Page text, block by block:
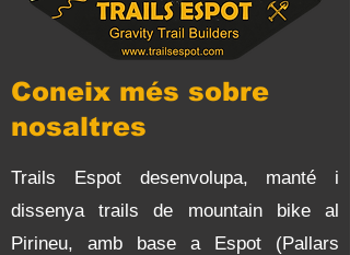
Coneix més sobre
nosaltres
Trails Espot desenvolupa, manté i
dissenya trails de mountain bike al
Pirineu, amb base a Espot (Pallars